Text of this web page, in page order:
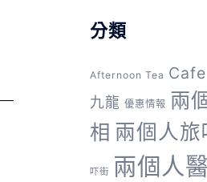
分類
Afternoon Tea
九龍 優惠情報 兩
相 兩個人旅
吓街 兩個人